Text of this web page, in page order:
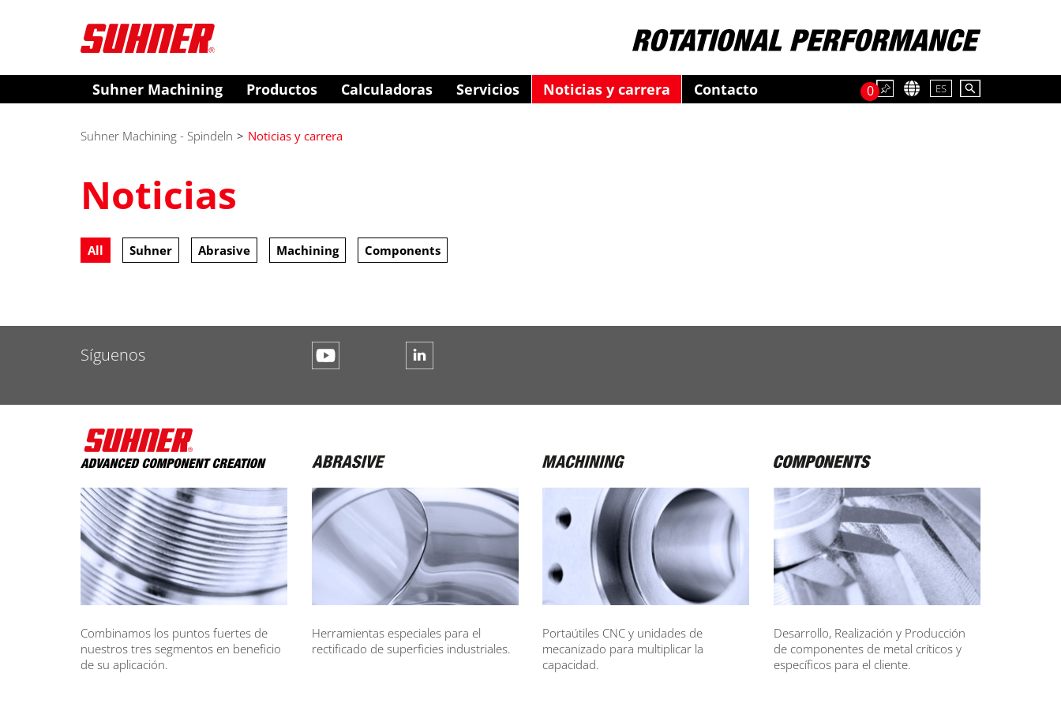
Suhner Machining Productos Calculadoras Servicios Noticias y carrera Contacto ES
0
Suhner Machining - Spindeln > Noticias y carrera
Noticias
All Suhner Abrasive Machining Components
Síguenos
Combinamos los puntos fuertes de
nuestros tres segmentos en beneficio
de su aplicación.
Herramientas especiales para el
rectificado de superficies industriales.
Portaútiles CNC y unidades de
mecanizado para multiplicar la
capacidad.
Desarrollo, Realización y Producción
de componentes de metal críticos y
específicos para el cliente.